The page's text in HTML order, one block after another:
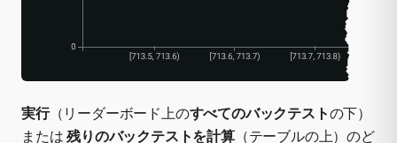
実行（リーダーボード上のすべてのバックテストの下）
または残りのバックテストを計算（テーブルの上）のど